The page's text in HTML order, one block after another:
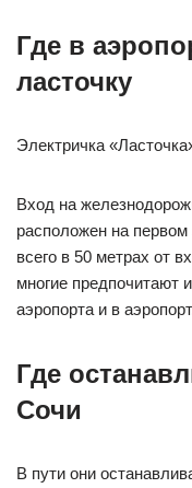
Где в
ласточку
Электричка
Вход на
расположен на
всего в 50 метрах от
многие предпочитают
аэропорта и в
Где
Сочи
В пути они